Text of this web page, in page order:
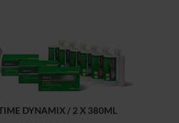
DYNAMIX / 2 X 380ML